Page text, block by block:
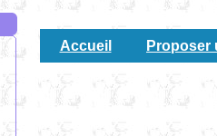
Accueil Proposer